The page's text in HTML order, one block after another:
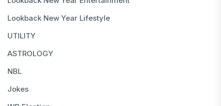
Lookback New Year Lifestyle
UTILITY
ASTROLOGY
NBL
Jokes